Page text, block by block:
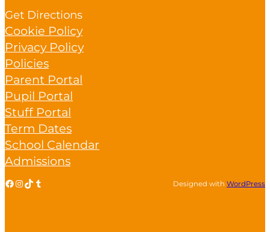
Get Directions
Cookie Policy
Privacy Policy
Policies
Parent Portal
Pupil Portal
Stuff Portal
Term Dates
School Calendar
Admissions
Facebook
Instagram
TikTokTumblr Designed with WordPress